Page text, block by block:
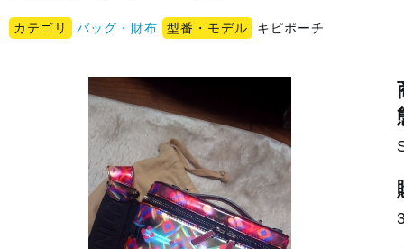
カテゴリ バッグ・財布 型番・モデル キピポーチ